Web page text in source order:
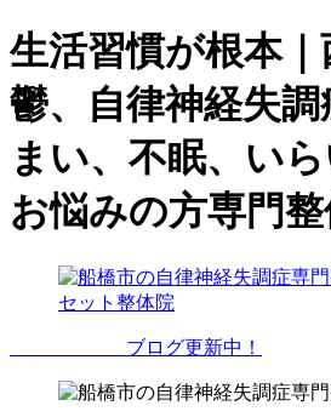
生活習慣が根本
鬱、自律神経失
まい、不眠、い
お悩みの方専門
ブログ更新中！